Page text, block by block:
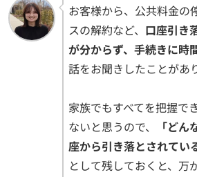
お客様から、公共料金の
スの解約など、 口座引き
が分からず、手続きに時
話をお聞きしたことがあ
家族でもすべてを把握で
ないと思うので、
「ど
座から引き落とされてい
として残しておくと、万